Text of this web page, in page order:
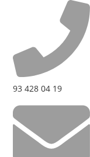
93 428 04 19